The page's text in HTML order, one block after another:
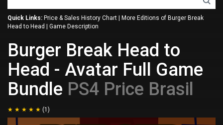
Quick Links: Price & Sales History Chart
More Editions of Burger Break
Head to Head
Game Description
Burger Break Head to
Head - Avatar Full Game
Bundle PS4 Price Brasil
(1)